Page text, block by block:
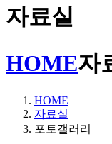
자료실
HOME자
HOME
자료실
포토갤러리